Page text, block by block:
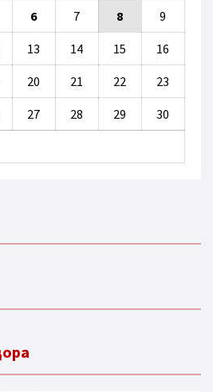
6 7 8 9
13 14 15 16
20 21 22 23
27 28 29 30